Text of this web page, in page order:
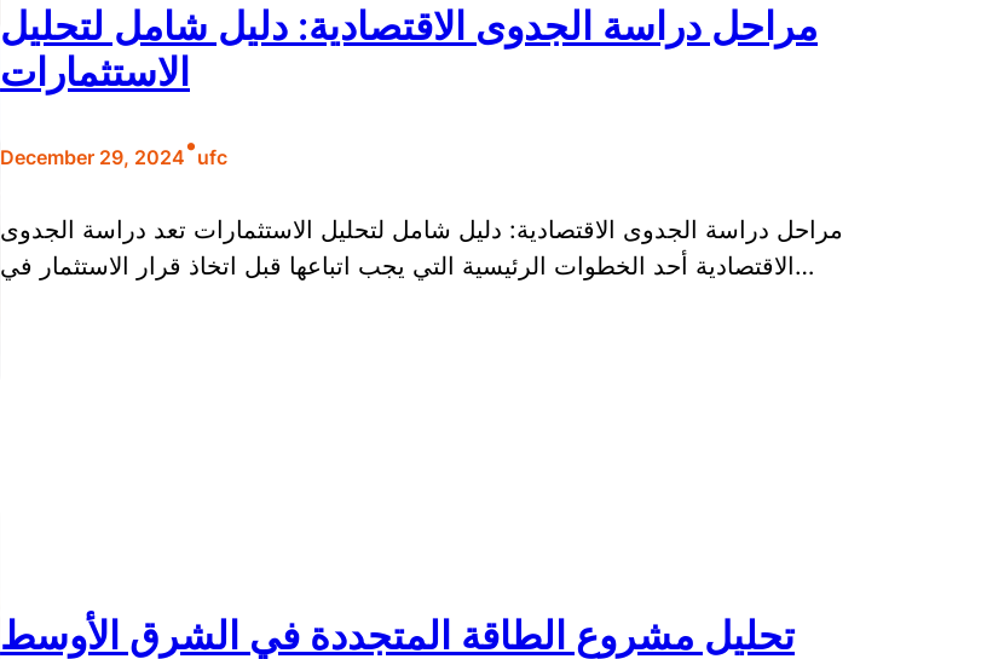
مراحل دراسة الجدوى الاقتصادية: دليل شامل لتحليل
الاستثمارات
December 29, 2024•ufc
مراحل دراسة الجدوى الاقتصادية: دليل شامل لتحليل الاستثمارات تعد دراسة الجدوى
الاقتصادية أحد الخطوات الرئيسية التي يجب اتباعها قبل اتخاذ قرار الاستثمار في…
تحليل مشروع الطاقة المتجددة في الشرق الأوسط